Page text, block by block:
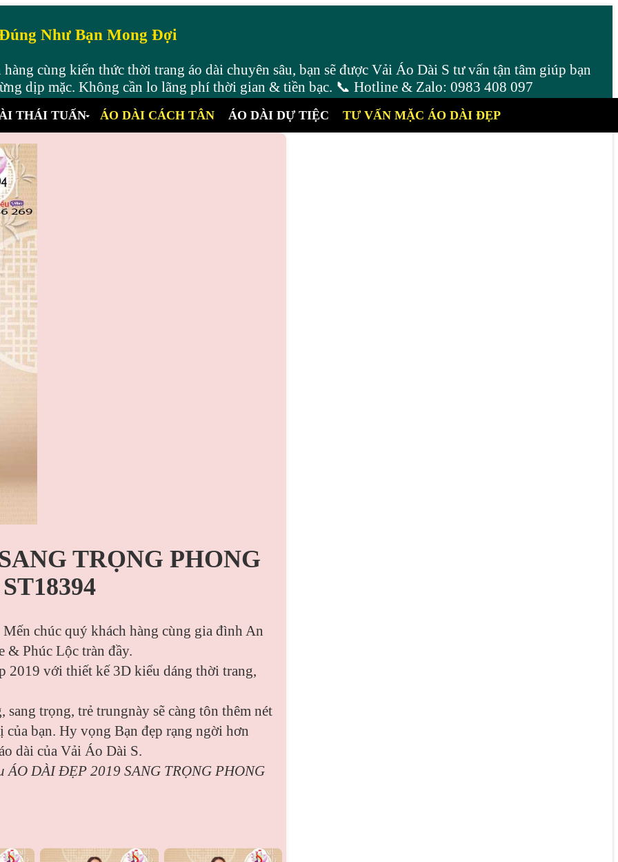
Như Bạn Mong Đợi
cùng kiến thức thời trang áo dài chuyên sâu, bạn sẽ được Vải Áo Dài S tư vấn tận tâm giúp bạn
dịp mặc. Không cần lo lãng phí thời gian & tiền bạc. 📞 Hotline & Zalo: 0983 408 097
THÁI TUẤN ÁO DÀI CÁCH TÂN ÁO DÀI DỰ TIỆC TƯ VẤN MẶC ÁO DÀI ĐẸP
TRỌNG PHONG
chúc quý khách hàng cùng gia đình An
Phúc Lộc tràn đầy.
2019 với thiết kế 3D kiểu dáng thời trang,
trọng, trẻ trungnày sẽ càng tôn thêm nét
bạn. Hy vọng Bạn đẹp rạng ngời hơn
dài của Vải Áo Dài S.
ÁO DÀI ĐẸP 2019 SANG TRỌNG PHONG